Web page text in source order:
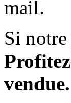
mail.
Si
vendue.